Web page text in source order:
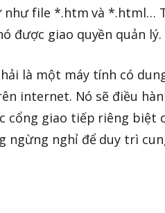
như file *.htm và *.html…
được giao quyền quản lý.
là một máy tính có
internet. Nó sẽ điều
cổng giao tiếp riêng biệt
ngừng nghỉ để duy trì